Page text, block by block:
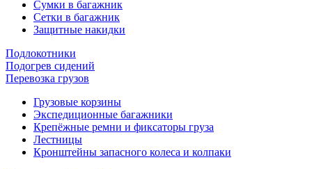
Сумки в багажник
Сетки в багажник
Защитные накидки
Подлокотники
Подогрев сидений
Перевозка грузов
Грузовые корзины
Экспедиционные багажники
Крепёжные ремни и фиксаторы груза
Лестницы
Кронштейны запасного колеса и колпаки